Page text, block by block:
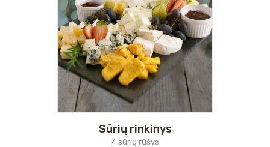
Sūrių rinkinys
4 sūrių rūšys